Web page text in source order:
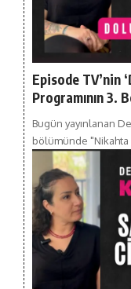
Episode TV’nin
Programının 3.
Bugün yayınlanan
bölümünde "Nikahta